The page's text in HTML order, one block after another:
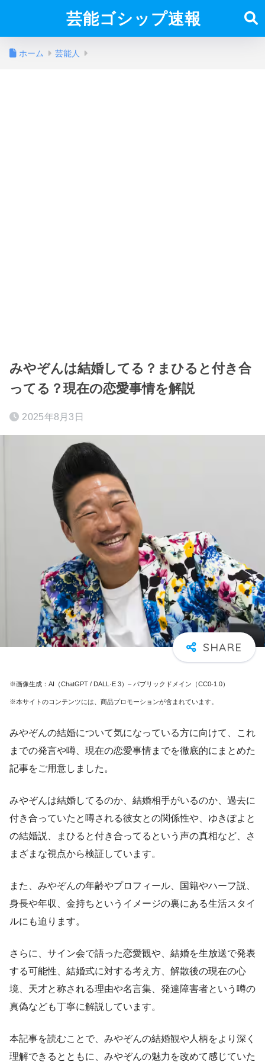
芸能ゴシップ速報
ホーム 芸能人
みやぞんは結婚してる？まひると付き合
ってる？現在の恋愛事情を解説
2025年8月3日
※画像生成：AI（ChatGPT / DALL·E 3）– パブリックドメイン（CC0-1.0）
※本サイトのコンテンツには、商品プロモーションが含まれています。
みやぞんの結婚について気になっている方に向けて、これ
までの発言や噂、現在の恋愛事情までを徹底的にまとめた
記事をご用意しました。
みやぞんは結婚してるのか、結婚相手がいるのか、過去に
付き合っていたと噂される彼女との関係性や、ゆきぽよと
の結婚説、まひると付き合ってるという声の真相など、さ
まざまな視点から検証しています。
また、みやぞんの年齢やプロフィール、国籍やハーフ説、
身長や年収、金持ちというイメージの裏にある生活スタイ
ルにも迫ります。
さらに、サイン会で語った恋愛観や、結婚を生放送で発表
する可能性、結婚式に対する考え方、解散後の現在の心
境、天才と称される理由や名言集、発達障害者という噂の
真偽なども丁寧に解説しています。
本記事を読むことで、みやぞんの結婚観や人柄をより深く
理解できるとともに、みやぞんの魅力を改めて感じていた